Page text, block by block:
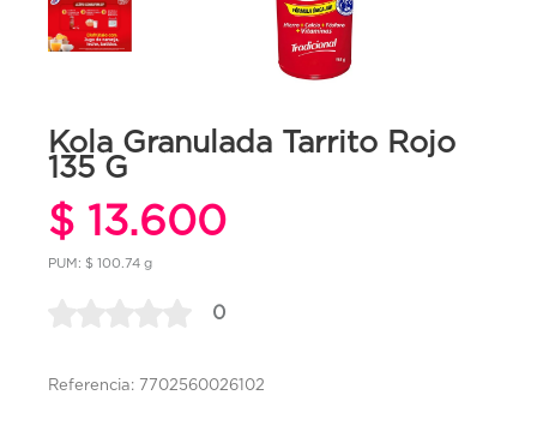
Kola Granulada Tarrito Rojo
135 G
$ 13.600
PUM: $ 100.74 g
0
Referencia: 7702560026102